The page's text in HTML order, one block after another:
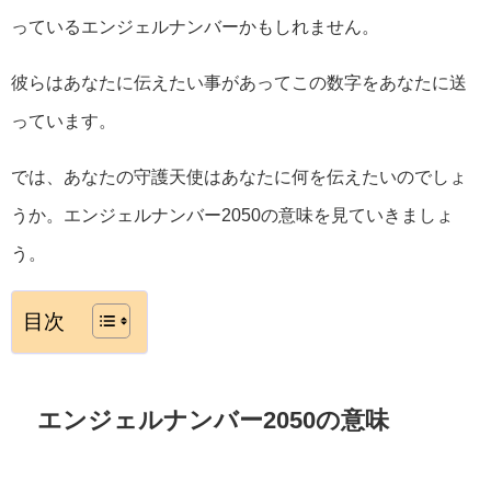
っているエンジェルナンバーかもしれません。
彼らはあなたに伝えたい事があってこの数字をあなたに送
っています。
では、あなたの守護天使はあなたに何を伝えたいのでしょ
うか。エンジェルナンバー2050の意味を見ていきましょ
う。
目次
エンジェルナンバー2050の意味